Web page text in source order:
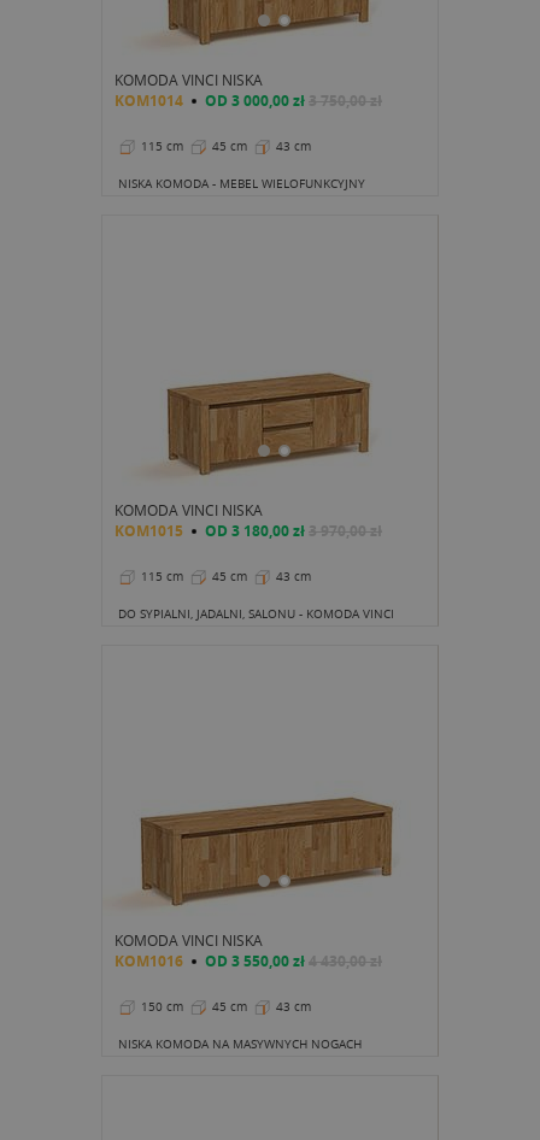
KOMODA VINCI NISKA
KOM1014 OD 3 000,00 zł3 750,00 zł
115 cm 45 cm 43 cm
NISKA KOMODA - MEBEL WIELOFUNKCYJNY
KOMODA VINCI NISKA
KOM1015 OD 3 180,00 zł3 970,00 zł
115 cm 45 cm 43 cm
DO SYPIALNI, JADALNI, SALONU - KOMODA VINCI
KOMODA VINCI NISKA
KOM1016 OD 3 550,00 zł4 430,00 zł
150 cm 45 cm 43 cm
NISKA KOMODA NA MASYWNYCH NOGACH